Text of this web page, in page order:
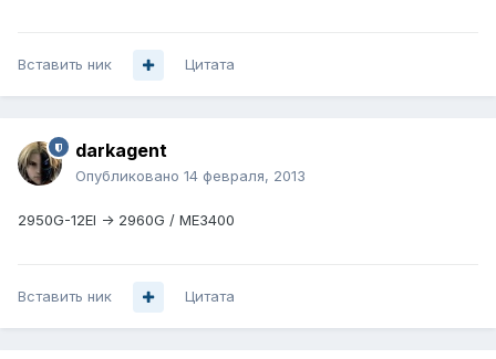
Вставить ник Цитата
darkagent
Опубликовано 14 февраля, 2013
2950G-12EI -> 2960G / ME3400
Вставить ник Цитата